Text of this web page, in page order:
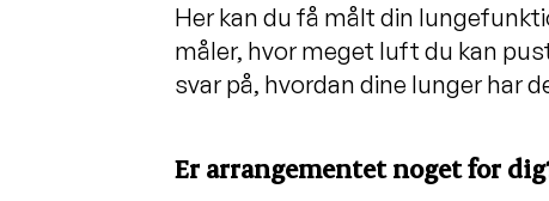
Her kan du få målt din
måler, hvor meget luft du kan
svar på, hvordan dine lunger har
Er arrangementet noget for